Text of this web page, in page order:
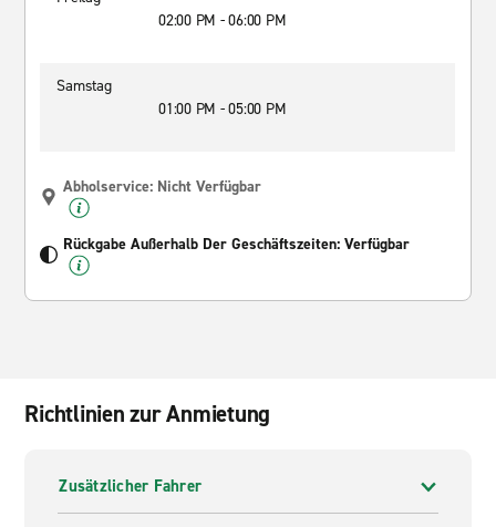
02:00 PM - 06:00 PM
Samstag
01:00 PM - 05:00 PM
Abholservice: Nicht Verfügbar
Rückgabe Außerhalb Der Geschäftszeiten: Verfügbar
Richtlinien zur Anmietung
Zusätzlicher Fahrer